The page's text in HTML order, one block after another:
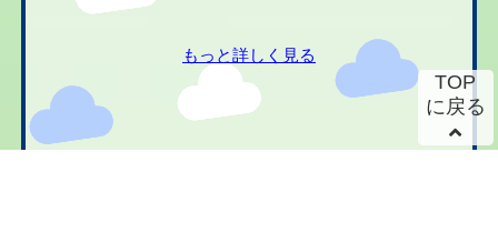
もっと詳しく見る
TOP
に戻る